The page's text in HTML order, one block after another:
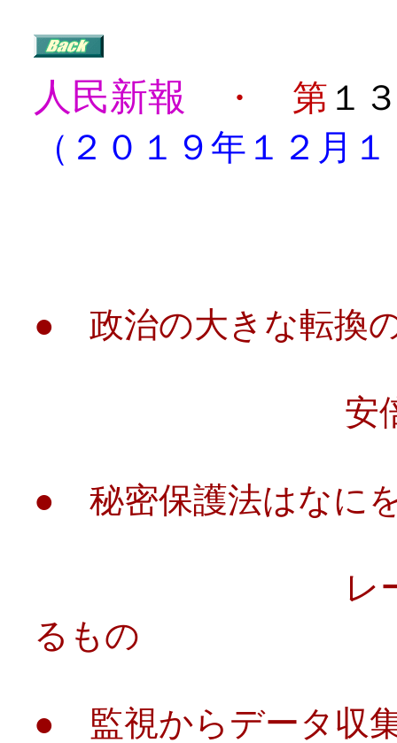
人民新報 ・ 第 １
（２０１９年１２月
● 政治の大きな転換
安倍改憲内
● 秘密保護法はなに
レーン・宮
るもの
● 監視からデータ収